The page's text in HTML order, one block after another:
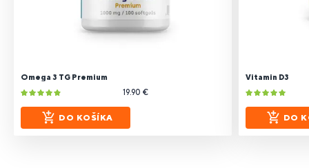
Omega 3 TG Premium
19.90 €
DO KOŠÍKA
Vitamin D3
DO